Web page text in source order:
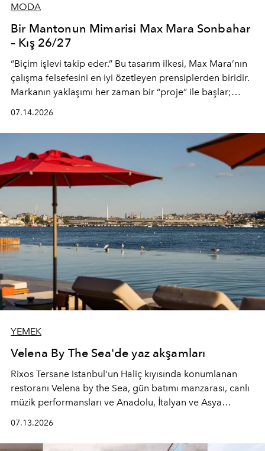
MODA
Bir Mantonun Mimarisi Max Mara Sonbahar
– Kış 26/27
“Biçim işlevi takip eder.” Bu tasarım ilkesi, Max Mara’nın
çalışma felsefesini en iyi özetleyen prensiplerden biridir.
Markanın yaklaşımı her zaman bir “proje” ile başlar;
(savoir-faire) buluşan parçalara dönüştürmek.
07.14.2026
YEMEK
Velena By The Sea'de yaz akşamları
Rixos Tersane Istanbul'un Haliç kıyısında konumlanan
restoranı Velena by the Sea, gün batımı manzarası, canlı
müzik performansları ve Anadolu, İtalyan ve Asya
devam ediyor.
07.13.2026